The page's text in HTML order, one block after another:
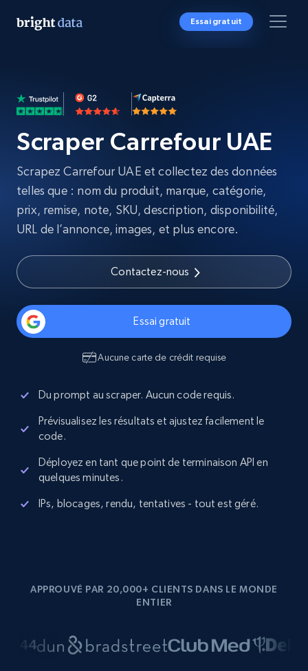
Essai gratuit
Scraper Carrefour UAE
Scrapez Carrefour UAE et collectez des données
telles que : nom du produit, marque, catégorie,
prix, remise, note, SKU, description, disponibilité,
URL de l’annonce, images, et plus encore.
Contactez-nous
Essai gratuit
Aucune carte de crédit requise
Du prompt au scraper. Aucun code requis.
Prévisualisez les résultats et ajustez facilement le
code.
Déployez en tant que point de terminaison API en
quelques minutes.
IPs, blocages, rendu, tentatives - tout est géré.
APPROUVÉ PAR 20,000+ CLIENTS DANS LE MONDE
ENTIER